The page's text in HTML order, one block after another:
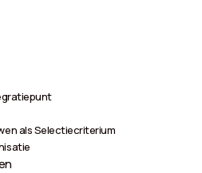
als Selectiecriterium